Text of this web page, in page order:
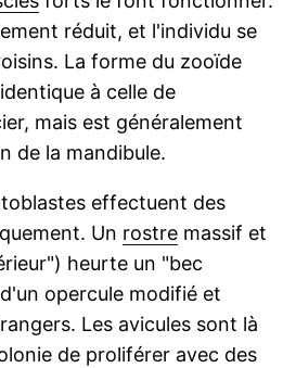
réduit, et l'individu se
La forme du zooïde
à celle de
mais est généralement
de la mandibule.
effectuent des
Un rostremassif et
heurte un "bec
opercule modifié et
Les avicules sont là
de proliférer avec des